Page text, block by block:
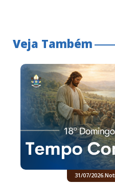
Veja Também
31/07/2026.